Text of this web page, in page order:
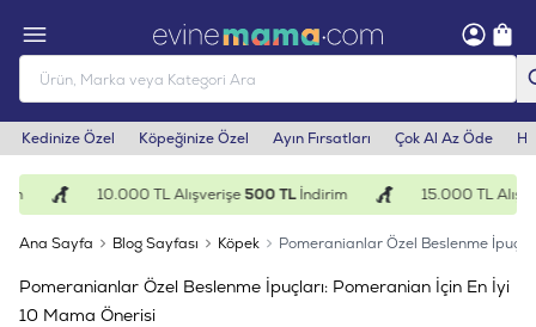
Kedinize Özel Köpeğinize Özel Ayın Fırsatları Çok Al Az Öde
10.000 TL Alışverişe500 TLİndirim 15.000 TL
Ana Sayfa Blog Sayfası Köpek Pomeranianlar Özel Beslenme
Pomeranianlar Özel Beslenme İpuçları: Pomeranian İçin En İyi
10 Mama Önerisi